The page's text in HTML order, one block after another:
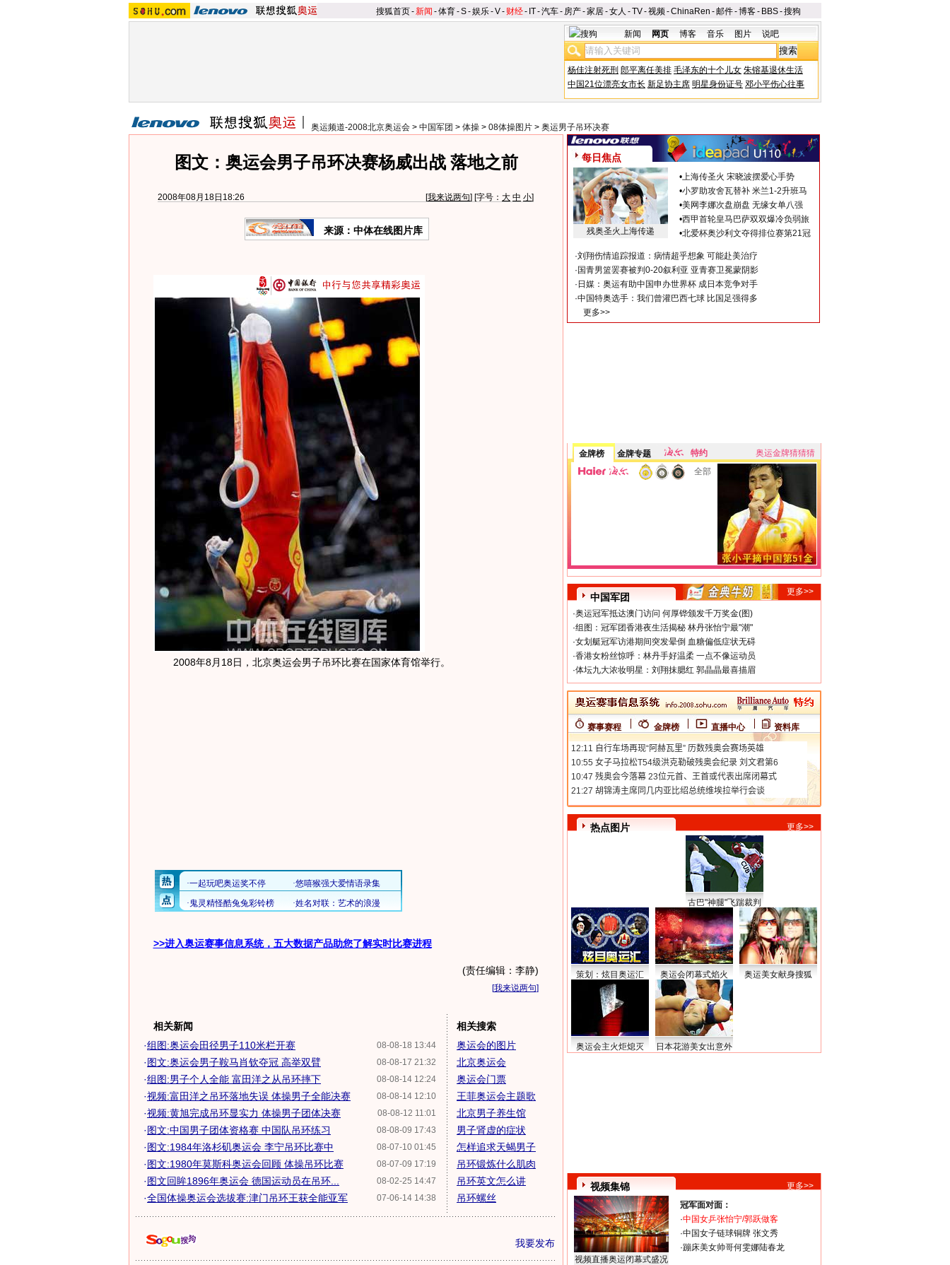
搜狐首页-新闻 -体育-S-娱乐-V- 财经- IT-汽车- 房产-家居-女人 -TV-视频-ChinaRen -邮件-博客- BBS-搜狗
新闻 网页 博客 音乐 图片 说吧
杨佳注射死刑 郎平离任美排 毛泽东的十个儿女 朱镕基退休生活
中国21位漂亮女市长 新足协主席 明星身份证号 邓小平伤心往事
奥运频道-2008北京奥运会 > 中国军团 > 体操 > 08体操图片 > 奥运男子吊环决赛
图文：奥运会男子吊环决赛杨威出战 落地之前
2008年08月18日18:26 [我来说两句] [字号： 大 中 小]
来源：中体在线图片库
2008年8月18日，北京奥运会男子吊环比赛在国家体育馆举行。
>>进入奥运赛事信息系统，五大数据产品助您了解实时比赛进程
(责任编辑：李静)
[我来说两句]
相关新闻
08-08-18 13:44
·组图:奥运会田径男子110米栏开赛
08-08-17 21:32
·图文:奥运会男子鞍马肖钦夺冠 高举双臂
08-08-14 12:24
·组图:男子个人全能 富田洋之从吊环摔下
08-08-14 12:10
·视频:富田洋之吊环落地失误 体操男子全能决赛
08-08-12 11:01
·视频:黄旭完成吊环显实力 体操男子团体决赛
08-08-09 17:43
·图文:中国男子团体资格赛 中国队吊环练习
08-07-10 01:45
·图文:1984年洛杉矶奥运会 李宁吊环比赛中
08-07-09 17:19
·图文:1980年莫斯科奥运会回顾 体操吊环比赛
08-02-25 14:47
·图文回眸1896年奥运会 德国运动员在吊环...
07-06-14 14:38
·全国体操奥运会选拔赛:津门吊环王获全能亚军
相关搜索
奥运会的图片
北京奥运会
奥运会门票
王菲奥运会主题歌
北京男子养生馆
男子肾虚的症状
怎样追求天蝎男子
吊环锻炼什么肌肉
吊环英文怎么讲
吊环螺丝
我要发布
每日焦点
残奥圣火上海传递
•上海传圣火 宋晓波摆爱心手势
•小罗助攻舍瓦替补 米兰1-2升班马
•美网李娜次盘崩盘 无缘女单八强
•西甲首轮皇马巴萨双双爆冷负弱旅
•北爱杯奥沙利文夺得排位赛第21冠
·刘翔伤情追踪报道：病情超乎想象 可能赴美治疗
· 国青男篮罢赛被判0-20叙利亚 亚青赛卫冕蒙阴影
· 日媒：奥运有助中国申办世界杯 成日本竞争对手
·中国特奥选手：我们曾灌巴西七球 比国足强得多
更多>>
金牌榜 金牌专题 特约
奥运金牌猜猜猜
全部
中国军团
更多>>
·奥运冠军抵达澳门访问 何厚铧颁发千万奖金(图)
·组图：冠军团香港夜生活揭秘 林丹张怡宁最"潮"
·女划艇冠军访港期间突发晕倒 血糖偏低症状无碍
·香港女粉丝惊呼：林丹手好温柔 一点不像运动员
·体坛九大浓妆明星：刘翔抹腮红 郭晶晶最喜描眉
赛事赛程 金牌榜 直播中心 资料库
热点图片 更多>>
古巴"神腿"飞踹裁判
策划：炫目奥运汇 奥运会闭幕式焰火 奥运美女献身搜狐
奥运会主火炬熄灭 日本花游美女出意外
视频集锦 更多>>
视频直播奥运闭幕式盛况
冠军面对面：
·中国女乒张怡宁/郭跃做客
·中国女子链球铜牌 张文秀
·蹦床美女帅哥何雯娜陆春龙